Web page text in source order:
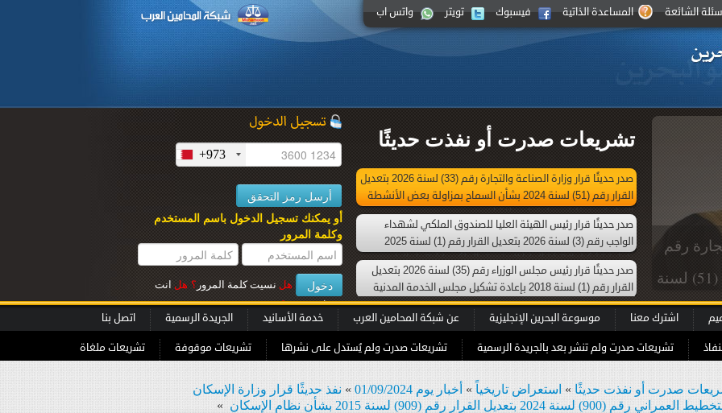
الشائعة المساعدة الذاتية فيسبوك تويتر واتس اب
تشريعات صدرت أو نفذت حديثًا
صدر حديثًا قرار وزارة الصناعة والتجارة رقم (33) لسنة 2026 بتعديل
القرار رقم (51) لسنة 2024 بشأن السماح بمزاولة بعض الأنشطة
التجارية من خلال محل تجاري افتراضي
صدر حديثًا قرار رئيس الهيئة العليا للصندوق الملكي لشهداء
الواجب رقم (3) لسنة 2026 بتعديل القرار رقم (1) لسنة 2025
بإعادة تشكيل الهيئة العليا للصندوق الملكي لشهداء الواجب
صدر حديثًا قرار رئيس مجلس الوزراء رقم (35) لسنة 2026 بتعديل
القرار رقم (1) لسنة 2018 بإعادة تشكيل مجلس الخدمة المدنية
للصندوق
الملكي لشهداء الواجب رقم (3) لسنة 2026
رقم (1) لسنة 2025 بإعادة
لشهداء
+973
أو يمكنك تسجيل الدخول باسم المستخدم
وكلمة المرور
هل نسيت كلمة المرور ؟ هل انت
عميل جديــد؟
اشترك معنا موسوعة البحرين الإنجليزية عن شبكة المحامين العرب خدمة الأسانيد الجريدة الرسمية اتصل بنا
تشريعات صدرت ولم تنشر بعد بالجريدة الرسمية تشريعات صدرت ولم يُستدل على نشرها تشريعات موقوفة تشريعات ملغاة
صدرت أو نفذت حديثًا» استعراض تاريخياً » أخبار يوم 01/09/2024 » نفذ حديثًا قرار وزارة الإسكان
رقم (900) لسنة 2024 بتعديل القرار رقم (909) لسنة 2015 بشأن نظام الإسكان
»